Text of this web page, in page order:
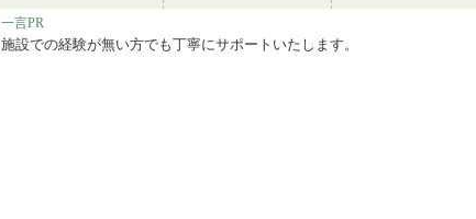
一言PR
施設での経験が無い方でも丁寧にサポートいたします。